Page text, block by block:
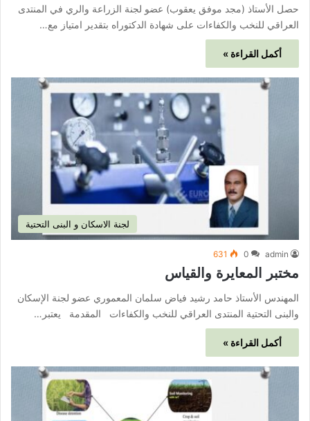
حصل الأستاذ (مجد موفق يعقوب) عضو لجنة الزراعة والري في المنتدى
العراقي للنخب والكفاءات على شهادة الدكتوراه بتقدير امتياز مع…
أكمل القراءة »
لجنة الاسكان و البنى التحتية
admin
0
631
مختبر المعايرة والقياس
المهندس الأستاذ حامد رشيد فياض سلمان المعموري عضو لجنة الإسكان
والبنى التحتية المنتدى العراقي للنخب والكفاءات المقدمة يعتبر…
أكمل القراءة »